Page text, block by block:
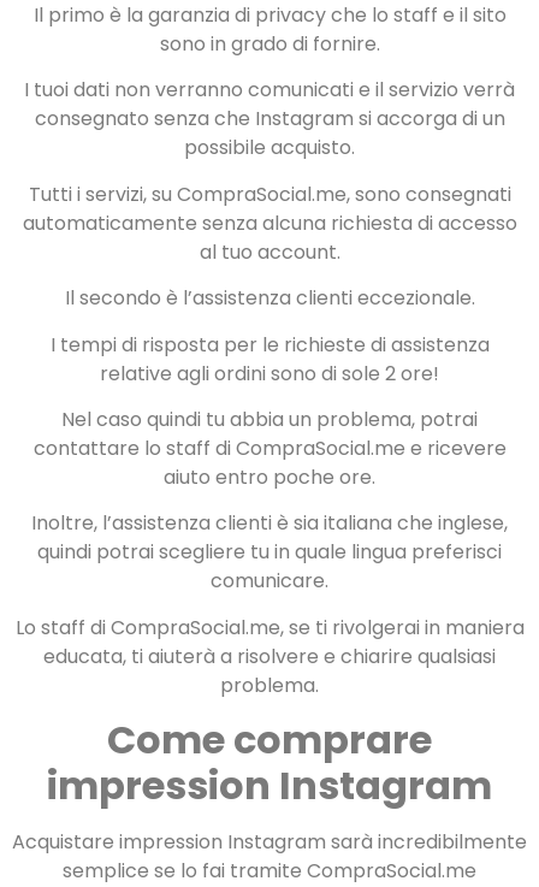
Il primo è la garanzia di privacy che lo staff e il sito
sono in grado di fornire.
I tuoi dati non verranno comunicati e il servizio verrà
consegnato senza che Instagram si accorga di un
possibile acquisto.
Tutti i servizi, su CompraSocial.me, sono consegnati
automaticamente senza alcuna richiesta di accesso
al tuo account.
Il secondo è l’assistenza clienti eccezionale.
I tempi di risposta per le richieste di assistenza
relative agli ordini sono di sole 2 ore!
Nel caso quindi tu abbia un problema, potrai
contattare lo staff di CompraSocial.me e ricevere
aiuto entro poche ore.
Inoltre, l’assistenza clienti è sia italiana che inglese,
quindi potrai scegliere tu in quale lingua preferisci
comunicare.
Lo staff di CompraSocial.me, se ti rivolgerai in maniera
educata, ti aiuterà a risolvere e chiarire qualsiasi
problema.
Come comprare
impression Instagram
Acquistare impression Instagram sarà incredibilmente
semplice se lo fai tramite CompraSocial.me